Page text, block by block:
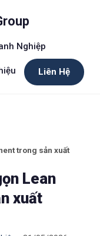
Nghiệp
Liên Hệ
trong sản xuất
Lean
xuất